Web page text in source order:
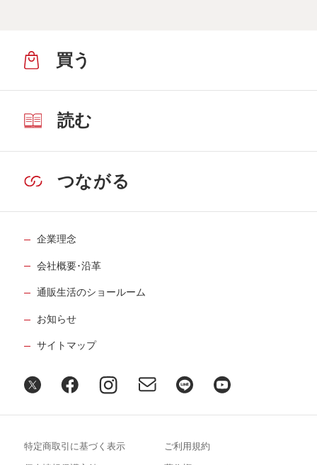
買う
読む
つながる
企業理念
会社概要･沿革
通販生活のショールーム
お知らせ
サイトマップ
特定商取引に基づく表示 ご利用規約